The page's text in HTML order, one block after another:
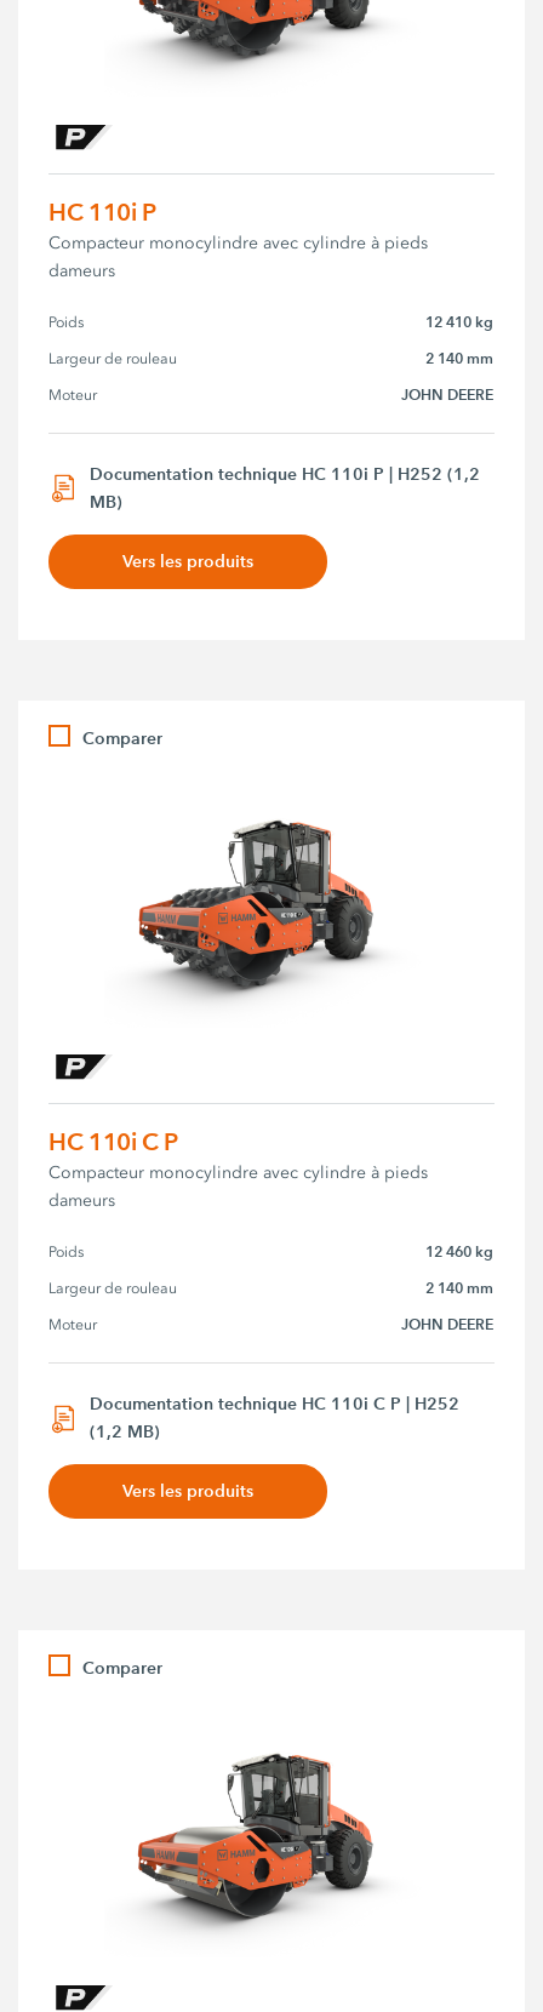
HC 110i P
Compacteur monocylindre avec cylindre à pieds
dameurs
Poids 12 410 kg
Largeur de rouleau 2 140 mm
Moteur JOHN DEERE
Documentation technique HC 110i P | H252 (1,2
MB)
Vers les produits
Comparer
HC 110i C P
Compacteur monocylindre avec cylindre à pieds
dameurs
Poids 12 460 kg
Largeur de rouleau 2 140 mm
Moteur JOHN DEERE
Documentation technique HC 110i C P | H252
(1,2 MB)
Vers les produits
Comparer